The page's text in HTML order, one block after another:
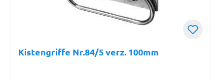
Kistengriffe Nr.84/5 verz. 100mm